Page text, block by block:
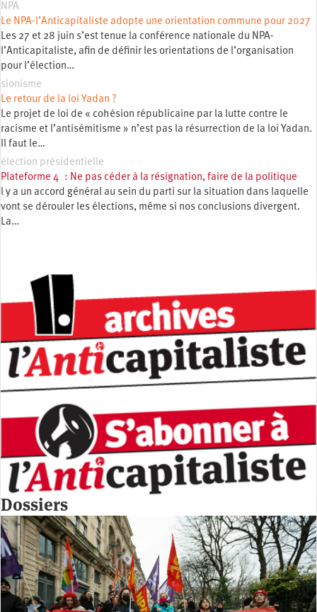
NPA
Le NPA-l’Anticapitaliste adopte une orientation commune pour 2027
Les 27 et 28 juin s’est tenue la conférence nationale du NPA-
l’Anticapitaliste, afin de définir les orientations de l’organisation
pour l’élection…
sionisme
Le retour de la loi Yadan ?
Le projet de loi de « cohésion républicaine par la lutte contre le
racisme et l’antisémitisme » n’est pas la résurrection de la loi Yadan.
Il faut le…
élection présidentielle
Plateforme 4 : Ne pas céder à la résignation, faire de la politique
l y a un accord général au sein du parti sur la situation dans laquelle
vont se dérouler les élections, même si nos conclusions divergent.
La…
Dossiers